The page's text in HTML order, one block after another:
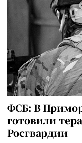
ФСБ: В
готовили
Росгвардии